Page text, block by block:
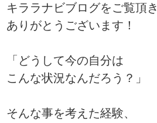
キララナビブログをご覧頂き
ありがとうございます！
「どうして今の自分は
こんな状況なんだろう？」
そんな事を考えた経験、